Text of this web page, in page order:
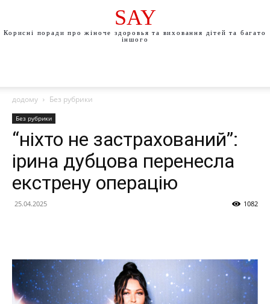
SAY
Корисні поради про жіноче здоровья та виховання дітей та багато
іншого
додому Без рубрики
Без рубрики
“ніхто не застрахований”:
ірина дубцова перенесла
екстрену операцію
25.04.2025 1082